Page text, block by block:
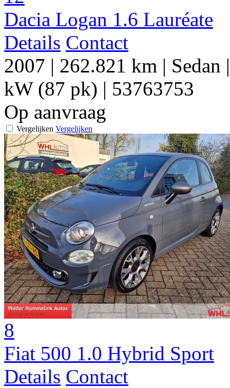
Dacia Logan 1.6 Lauréate
Details Contact
2007 | 262.821 km | Sedan
kW (87 pk) | 53763753
Op aanvraag
Vergelijken Vergelijken
8
Fiat 500 1.0 Hybrid Sport
Details Contact